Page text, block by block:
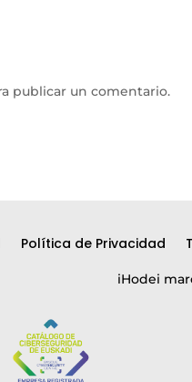
publicar un comentario.
Política de Privacidad
iHodei